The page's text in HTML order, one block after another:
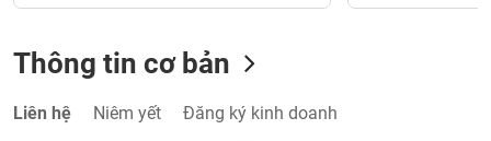
Thông tin cơ bản
Liên hệ Niêm yết Đăng ký kinh doanh